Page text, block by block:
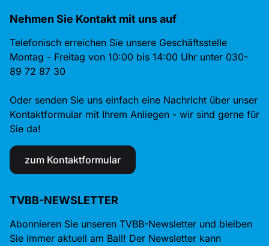
Nehmen Sie Kontakt mit uns auf
Telefonisch erreichen Sie unsere Geschäftsstelle
Montag - Freitag von 10:00 bis 14:00 Uhr unter 030-
89 72 87 30
Oder senden Sie uns einfach eine Nachricht über unser
Kontaktformular mit Ihrem Anliegen - wir sind gerne für
Sie da!
zum Kontaktformular
TVBB-NEWSLETTER
Abonnieren Sie unseren TVBB-Newsletter und bleiben
Sie immer aktuell am Ball! Der Newsletter kann